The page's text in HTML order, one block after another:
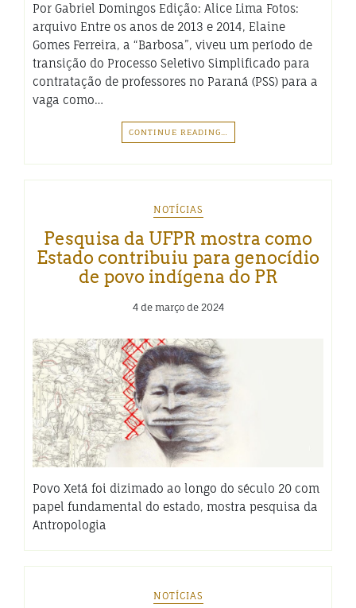
Por Gabriel Domingos Edição: Alice Lima Fotos:
arquivo Entre os anos de 2013 e 2014, Elaine
Gomes Ferreira, a “Barbosa”, viveu um período de
transição do Processo Seletivo Simplificado para
contratação de professores no Paraná (PSS) para a
vaga como…
CONTINUE READING…
NOTÍCIAS
Pesquisa da UFPR mostra como
Estado contribuiu para genocídio
de povo indígena do PR
4 de março de 2024
Povo Xetá foi dizimado ao longo do século 20 com
papel fundamental do estado, mostra pesquisa da
Antropologia
NOTÍCIAS